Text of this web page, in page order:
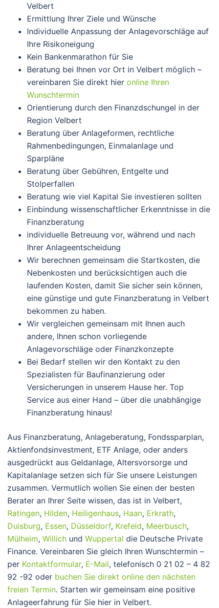
Velbert
Ermittlung Ihrer Ziele und Wünsche
Individuelle Anpassung der Anlagevorschläge auf
Ihre Risikoneigung
Kein Bankenmarathon für Sie
Beratung bei Ihnen vor Ort in Velbert möglich –
vereinbaren Sie direkt hier online Ihren
Wunschtermin
Orientierung durch den Finanzdschungel in der
Region Velbert
Beratung über Anlageformen, rechtliche
Rahmenbedingungen, Einmalanlage und
Sparpläne
Beratung über Gebühren, Entgelte und
Stolperfallen
Beratung wie viel Kapital Sie investieren sollten
Einbindung wissenschaftlicher Erkenntnisse in die
Finanzberatung
individuelle Betreuung vor, während und nach
Ihrer Anlageentscheidung
Wir berechnen gemeinsam die Startkosten, die
Nebenkosten und berücksichtigen auch die
laufenden Kosten, damit Sie sicher sein können,
eine günstige und gute Finanzberatung in Velbert
bekommen zu haben.
Wir vergleichen gemeinsam mit Ihnen auch
andere, Ihnen schon vorliegende
Anlagevorschläge oder Finanzkonzepte
Bei Bedarf stellen wir den Kontakt zu den
Spezialisten für Baufinanzierung oder
Versicherungen in unserem Hause her. Top
Service aus einer Hand – über die unabhängige
Finanzberatung hinaus!
Aus Finanzberatung, Anlageberatung, Fondssparplan,
Aktienfondsinvestment, ETF Anlage, oder anders
ausgedrückt aus Geldanlage, Altersvorsorge und
Kapitalanlage setzen sich für Sie unsere Leistungen
zusammen. Vermutlich wollen Sie einen der besten
Berater an Ihrer Seite wissen, das ist in Velbert,
Ratingen, Hilden, Heiligenhaus, Haan, Erkrath,
Duisburg, Essen, Düsseldorf, Krefeld, Meerbusch,
Mülheim, Willich und Wuppertal die Deutsche Private
Finance. Vereinbaren Sie gleich Ihren Wunschtermin –
per Kontaktformular, E-Mail, telefonisch 0 21 02 – 4 82
92 -92 oder buchen Sie direkt online den nächsten
freien Termin. Starten wir gemeinsam eine positive
Anlageerfahrung für Sie hier in Velbert.